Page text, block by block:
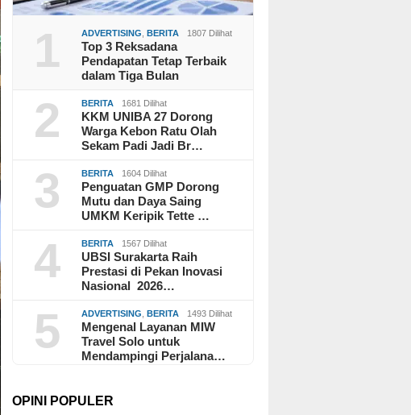
1 ADVERTISING ,BERITA 1807 Dilihat
Top 3 Reksadana
Pendapatan Tetap Terbaik
dalam Tiga Bulan
2 BERITA 1681 Dilihat
KKM UNIBA 27 Dorong
Warga Kebon Ratu Olah
Sekam Padi Jadi Br…
3 BERITA 1604 Dilihat
Penguatan GMP Dorong
Mutu dan Daya Saing
UMKM Keripik Tette …
4 BERITA 1567 Dilihat
UBSI Surakarta Raih
Prestasi di Pekan Inovasi
Nasional 2026…
5 ADVERTISING ,BERITA 1493 Dilihat
Mengenal Layanan MIW
Travel Solo untuk
Mendampingi Perjalana…
OPINI POPULER